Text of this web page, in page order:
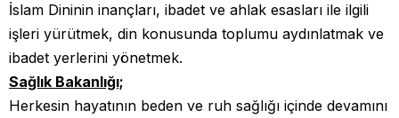
İslam Dininin inançları, ibadet ve ahlak esasları ile ilgili
işleri yürütmek, din konusunda toplumu aydınlatmak ve
ibadet yerlerini yönetmek.
Sağlık Bakanlığı;
Herkesin hayatının beden ve ruh sağlığı içinde devamını